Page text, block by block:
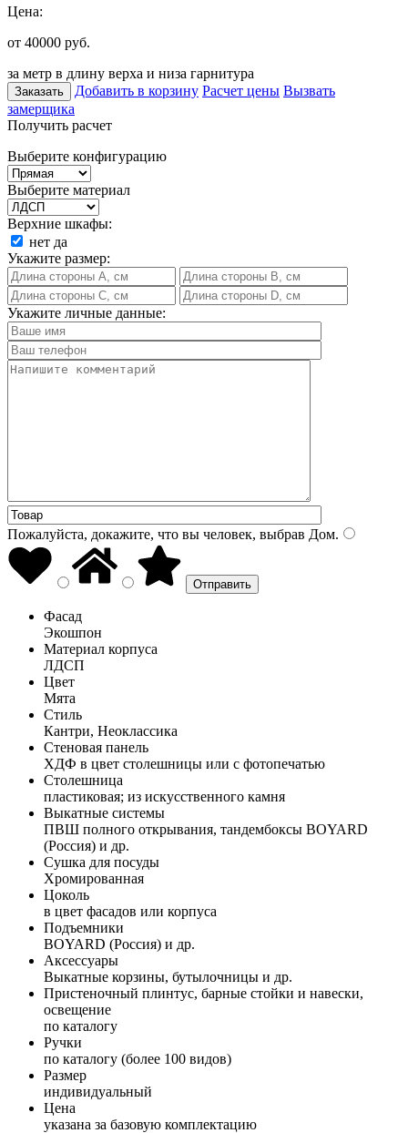
Цена:
от 40000 руб.
за метр в длину верха и низа гарнитура
Заказать Добавить в корзину Расчет цены Вызвать
замерщика
Получить расчет
Выберите конфигурацию
Выберите материал
Верхние шкафы:
нет да
Укажите размер:
Укажите личные данные:
Пожалуйста, докажите, что вы человек, выбрав Дом.
Фасад
Экошпон
Материал корпуса
ЛДСП
Цвет
Мята
Стиль
Кантри, Неоклассика
Стеновая панель
ХДФ в цвет столешницы или с фотопечатью
Столешница
пластиковая; из искусственного камня
Выкатные системы
ПВШ полного открывания, тандембоксы BOYARD
(Россия) и др.
Сушка для посуды
Хромированная
Цоколь
в цвет фасадов или корпуса
Подъемники
BOYARD (Россия) и др.
Аксессуары
Выкатные корзины, бутылочницы и др.
Пристеночный плинтус, барные стойки и навески,
освещение
по каталогу
Ручки
по каталогу (более 100 видов)
Размер
индивидуальный
Цена
указана за базовую комплектацию